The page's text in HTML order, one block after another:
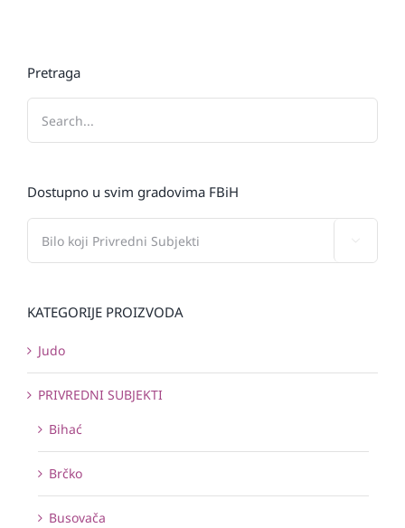
Pretraga
Dostupno u svim gradovima FBiH
KATEGORIJE PROIZVODA
Judo
PRIVREDNI SUBJEKTI
Bihać
Brčko
Busovača